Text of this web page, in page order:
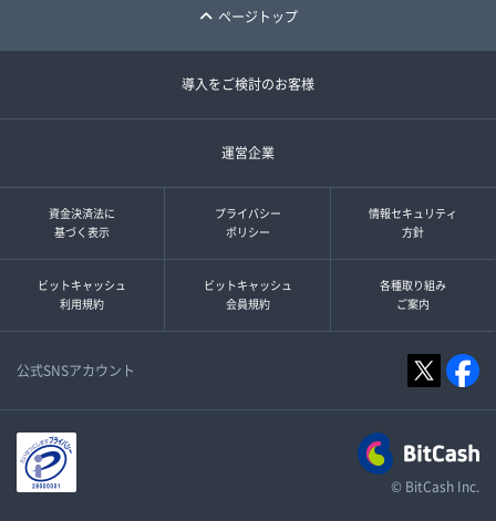
ページトップ
導入をご検討のお客様
運営企業
資金決済法に
基づく表示
プライバシー
ポリシー
情報セキュリティ
方針
ビットキャッシュ
利用規約
ビットキャッシュ
会員規約
各種取り組み
ご案内
公式SNSアカウント
© BitCash Inc.